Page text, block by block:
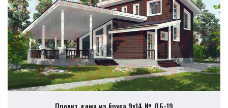
Проект дома из бруса 9х14 № ДБ-19